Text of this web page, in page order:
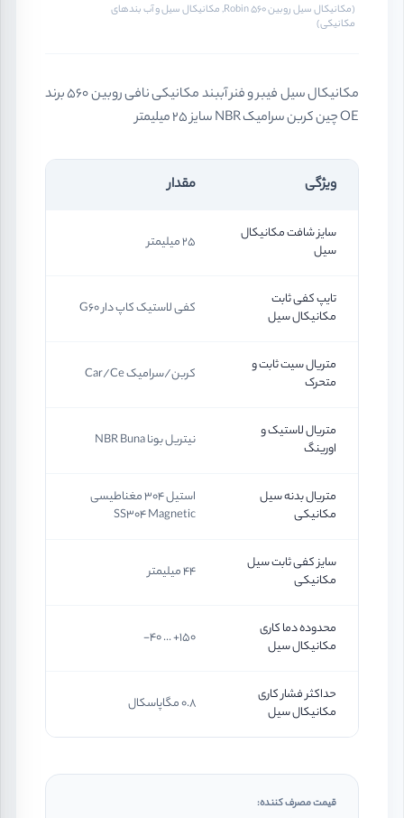
(مکانیکال سیل روبین Robin 560, مکانیکال سیل و آب بندهای
مکانیکی)
مکانیکال سیل فیبر و فنر آببند مکانیکی نافی روبین 560 برند
OE چین کربن سرامیک NBR سایز 25 میلیمتر
ویژگی مقدار
سایز شافت مکانیکال
سیل
25 میلیمتر
تایپ کفی ثابت
مکانیکال سیل
کفی لاستیک کاپ دار G60
متریال سیت ثابت و
متحرک
کربن/سرامیک Car/Ce
متریال لاستیک و
اورینگ
نیتریل بونا NBR Buna
متریال بدنه سیل
مکانیکی
استیل 304 مغناطیسی
SS304 Magnetic
سایز کفی ثابت سیل
مکانیکی
44 میلیمتر
محدوده دما کاری
مکانیکال سیل
150+ ... 40-
حداکثر فشار کاری
مکانیکال سیل
0.8 مگاپاسکال
قیمت مصرف کننده: